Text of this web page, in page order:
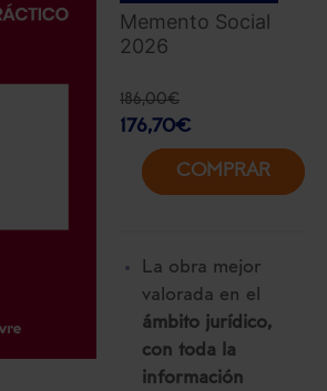
Memento Social
2026
186,00€
176,70€
COMPRAR
La obra mejor
valorada en el
ámbito jurídico,
con toda la
información